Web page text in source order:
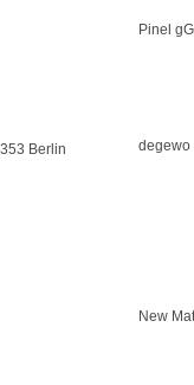
Pinel
Berlin
degewo
New